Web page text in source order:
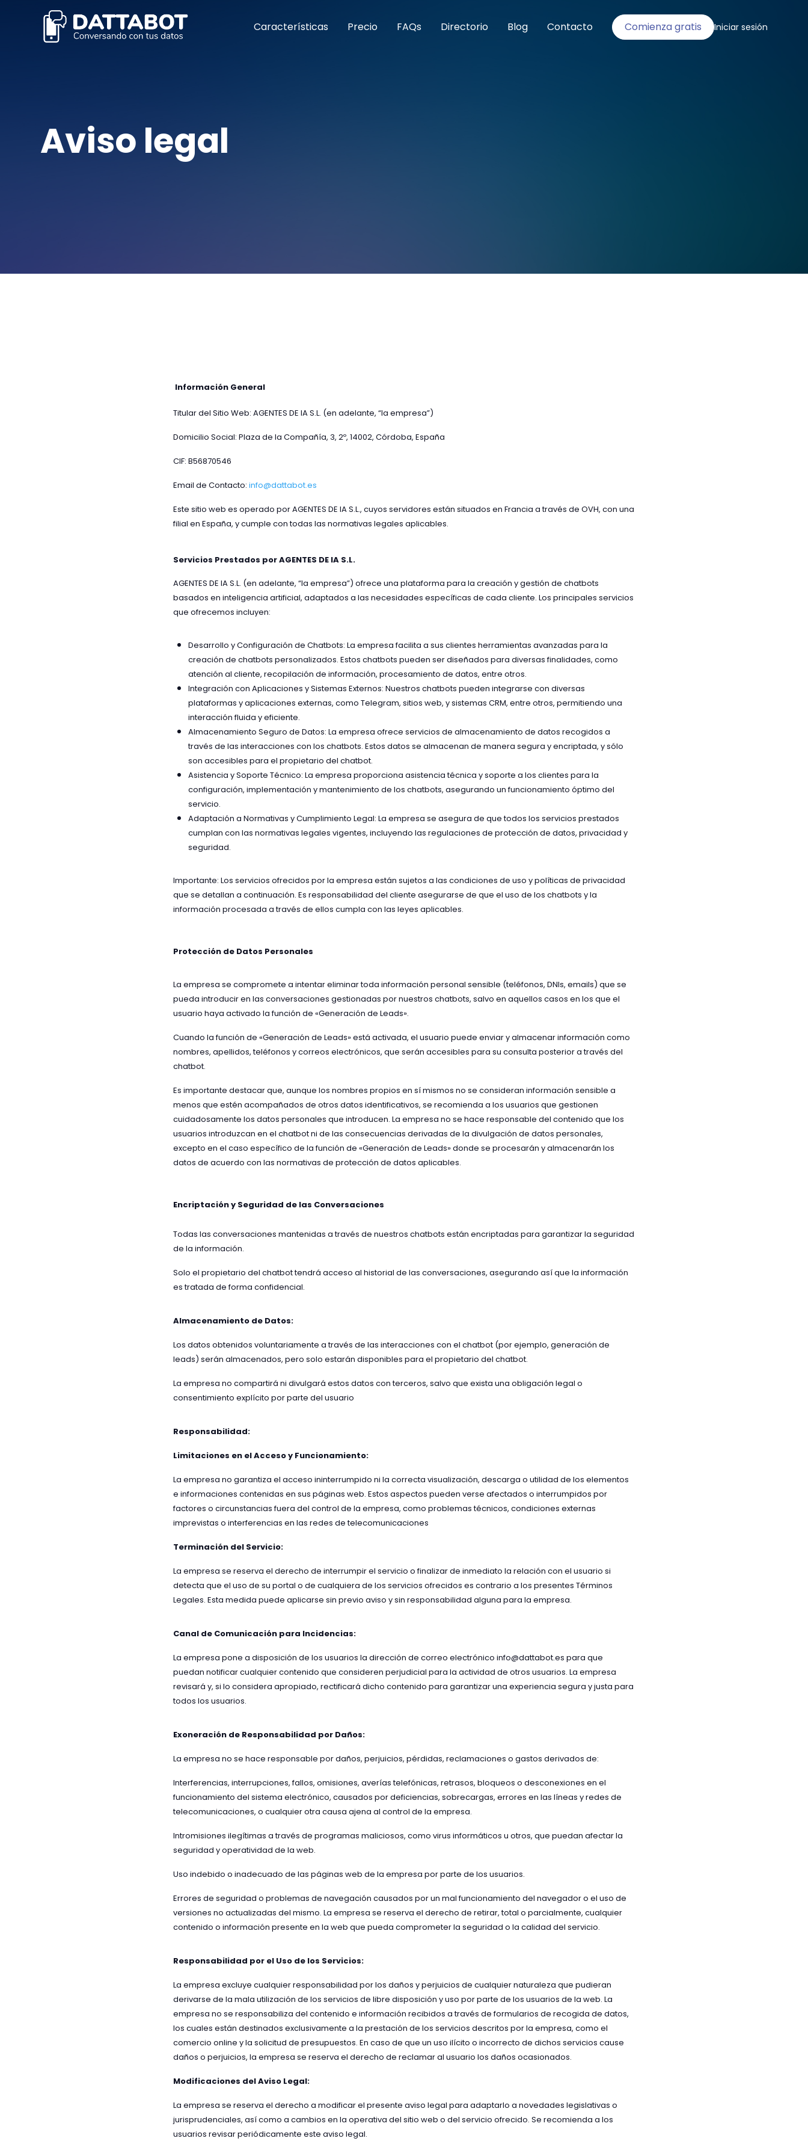
Características Precio FAQs Directorio Blog Contacto Comienza gratis Iniciar sesión
Aviso legal
Información General
Titular del Sitio Web: AGENTES DE IA S.L. (en adelante, “la empresa”)
Domicilio Social: Plaza de la Compañía, 3, 2º, 14002, Córdoba, España
CIF: B56870546
Email de Contacto: info@dattabot.es
Este sitio web es operado por AGENTES DE IA S.L., cuyos servidores están situados en Francia a través de OVH, con una
filial en España, y cumple con todas las normativas legales aplicables.
Servicios Prestados por AGENTES DE IA S.L.
AGENTES DE IA S.L. (en adelante, “la empresa”) ofrece una plataforma para la creación y gestión de chatbots
basados en inteligencia artificial, adaptados a las necesidades específicas de cada cliente. Los principales servicios
que ofrecemos incluyen:
Desarrollo y Configuración de Chatbots: La empresa facilita a sus clientes herramientas avanzadas para la
creación de chatbots personalizados. Estos chatbots pueden ser diseñados para diversas finalidades, como
atención al cliente, recopilación de información, procesamiento de datos, entre otros.
Integración con Aplicaciones y Sistemas Externos: Nuestros chatbots pueden integrarse con diversas
plataformas y aplicaciones externas, como Telegram, sitios web, y sistemas CRM, entre otros, permitiendo una
interacción fluida y eficiente.
Almacenamiento Seguro de Datos: La empresa ofrece servicios de almacenamiento de datos recogidos a
través de las interacciones con los chatbots. Estos datos se almacenan de manera segura y encriptada, y sólo
son accesibles para el propietario del chatbot.
Asistencia y Soporte Técnico: La empresa proporciona asistencia técnica y soporte a los clientes para la
configuración, implementación y mantenimiento de los chatbots, asegurando un funcionamiento óptimo del
servicio.
Adaptación a Normativas y Cumplimiento Legal: La empresa se asegura de que todos los servicios prestados
cumplan con las normativas legales vigentes, incluyendo las regulaciones de protección de datos, privacidad y
seguridad.
Importante: Los servicios ofrecidos por la empresa están sujetos a las condiciones de uso y políticas de privacidad
que se detallan a continuación. Es responsabilidad del cliente asegurarse de que el uso de los chatbots y la
información procesada a través de ellos cumpla con las leyes aplicables.
Protección de Datos Personales
La empresa se compromete a intentar eliminar toda información personal sensible (teléfonos, DNIs, emails) que se
pueda introducir en las conversaciones gestionadas por nuestros chatbots, salvo en aquellos casos en los que el
usuario haya activado la función de «Generación de Leads».
Cuando la función de «Generación de Leads» está activada, el usuario puede enviar y almacenar información como
nombres, apellidos, teléfonos y correos electrónicos, que serán accesibles para su consulta posterior a través del
chatbot.
Es importante destacar que, aunque los nombres propios en sí mismos no se consideran información sensible a
menos que estén acompañados de otros datos identificativos, se recomienda a los usuarios que gestionen
cuidadosamente los datos personales que introducen. La empresa no se hace responsable del contenido que los
usuarios introduzcan en el chatbot ni de las consecuencias derivadas de la divulgación de datos personales,
excepto en el caso específico de la función de «Generación de Leads» donde se procesarán y almacenarán los
datos de acuerdo con las normativas de protección de datos aplicables.
Encriptación y Seguridad de las Conversaciones
Todas las conversaciones mantenidas a través de nuestros chatbots están encriptadas para garantizar la seguridad
de la información.
Solo el propietario del chatbot tendrá acceso al historial de las conversaciones, asegurando así que la información
es tratada de forma confidencial.
Almacenamiento de Datos:
Los datos obtenidos voluntariamente a través de las interacciones con el chatbot (por ejemplo, generación de
leads) serán almacenados, pero solo estarán disponibles para el propietario del chatbot.
La empresa no compartirá ni divulgará estos datos con terceros, salvo que exista una obligación legal o
consentimiento explícito por parte del usuario
Responsabilidad:
Limitaciones en el Acceso y Funcionamiento:
La empresa no garantiza el acceso ininterrumpido ni la correcta visualización, descarga o utilidad de los elementos
e informaciones contenidas en sus páginas web. Estos aspectos pueden verse afectados o interrumpidos por
factores o circunstancias fuera del control de la empresa, como problemas técnicos, condiciones externas
imprevistas o interferencias en las redes de telecomunicaciones
Terminación del Servicio:
La empresa se reserva el derecho de interrumpir el servicio o finalizar de inmediato la relación con el usuario si
detecta que el uso de su portal o de cualquiera de los servicios ofrecidos es contrario a los presentes Términos
Legales. Esta medida puede aplicarse sin previo aviso y sin responsabilidad alguna para la empresa.
Canal de Comunicación para Incidencias:
La empresa pone a disposición de los usuarios la dirección de correo electrónico info@dattabot.es para que
puedan notificar cualquier contenido que consideren perjudicial para la actividad de otros usuarios. La empresa
revisará y, si lo considera apropiado, rectificará dicho contenido para garantizar una experiencia segura y justa para
todos los usuarios.
Exoneración de Responsabilidad por Daños:
La empresa no se hace responsable por daños, perjuicios, pérdidas, reclamaciones o gastos derivados de:
Interferencias, interrupciones, fallos, omisiones, averías telefónicas, retrasos, bloqueos o desconexiones en el
funcionamiento del sistema electrónico, causados por deficiencias, sobrecargas, errores en las líneas y redes de
telecomunicaciones, o cualquier otra causa ajena al control de la empresa.
Intromisiones ilegítimas a través de programas maliciosos, como virus informáticos u otros, que puedan afectar la
seguridad y operatividad de la web.
Uso indebido o inadecuado de las páginas web de la empresa por parte de los usuarios.
Errores de seguridad o problemas de navegación causados por un mal funcionamiento del navegador o el uso de
versiones no actualizadas del mismo. La empresa se reserva el derecho de retirar, total o parcialmente, cualquier
contenido o información presente en la web que pueda comprometer la seguridad o la calidad del servicio.
Responsabilidad por el Uso de los Servicios:
La empresa excluye cualquier responsabilidad por los daños y perjuicios de cualquier naturaleza que pudieran
derivarse de la mala utilización de los servicios de libre disposición y uso por parte de los usuarios de la web. La
empresa no se responsabiliza del contenido e información recibidos a través de formularios de recogida de datos,
los cuales están destinados exclusivamente a la prestación de los servicios descritos por la empresa, como el
comercio online y la solicitud de presupuestos. En caso de que un uso ilícito o incorrecto de dichos servicios cause
daños o perjuicios, la empresa se reserva el derecho de reclamar al usuario los daños ocasionados.
Modificaciones del Aviso Legal:
La empresa se reserva el derecho a modificar el presente aviso legal para adaptarlo a novedades legislativas o
jurisprudenciales, así como a cambios en la operativa del sitio web o del servicio ofrecido. Se recomienda a los
usuarios revisar periódicamente este aviso legal.